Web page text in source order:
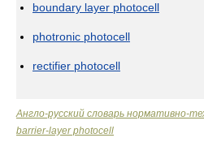
boundary layer photocell
photronic photocell
rectifier photocell
Англо-русский словарь нормативно-
barrier-layer photocell